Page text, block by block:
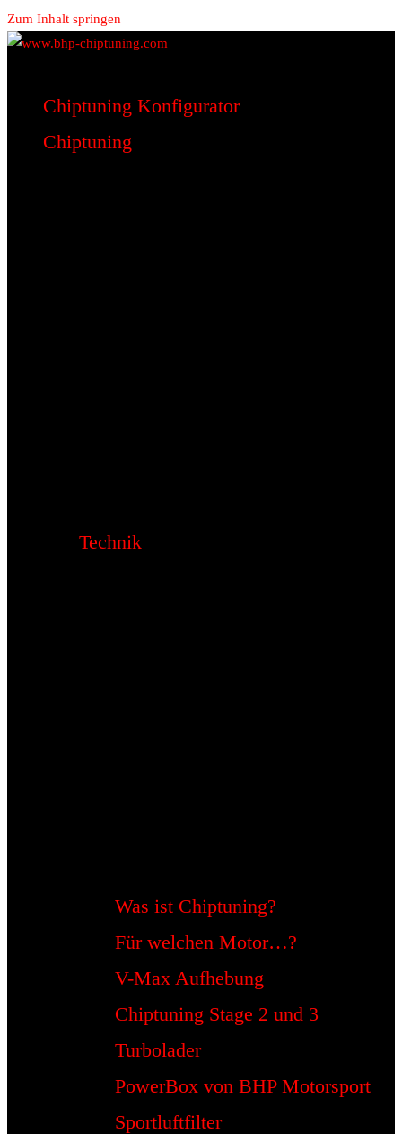
Zum Inhalt springen
www.bhp-chiptuning.com
BHP Motorsport
Chiptuning Konfigurator
Chiptuning
Technik
Was ist Chiptuning?
Für welchen Motor…?
V-Max Aufhebung
Chiptuning Stage 2 und 3
Turbolader
PowerBox von BHP Motorsport
Sportluftfilter